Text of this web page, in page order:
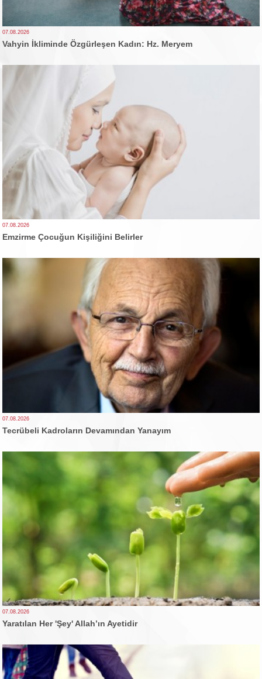
07.08.2026
Vahyin İkliminde Özgürleşen Kadın: Hz. Meryem
07.08.2026
Emzirme Çocuğun Kişiliğini Belirler
07.08.2026
Tecrübeli Kadroların Devamından Yanayım
07.08.2026
Yaratılan Her 'Şey' Allah’ın Ayetidir